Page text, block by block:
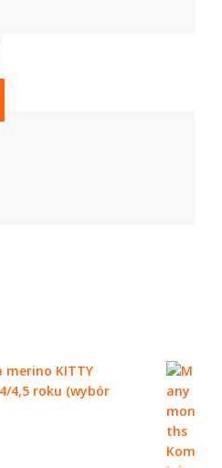
KITTY
4,5 roku (wybór